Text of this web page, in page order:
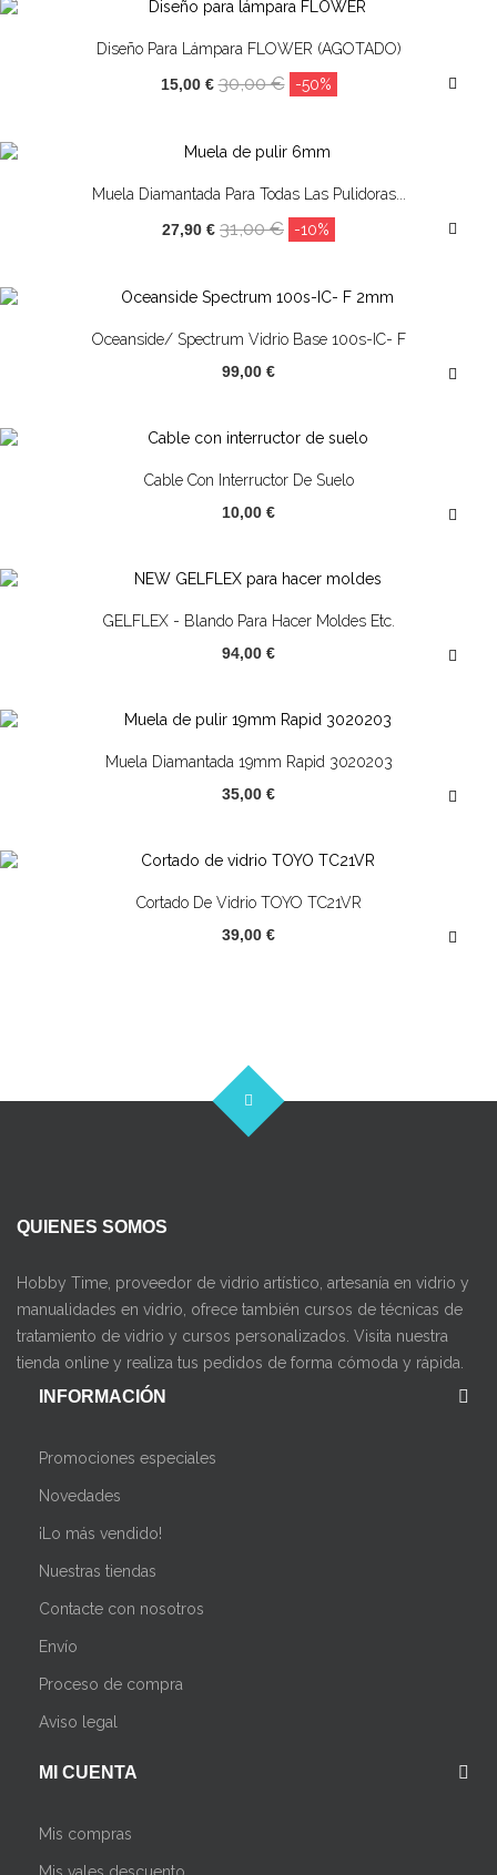
Diseño Para Lámpara FLOWER (AGOTADO)
15,00 €30,00 € -50%
Muela Diamantada Para Todas Las Pulidoras...
27,90 € 31,00 € -10%
Oceanside/ Spectrum Vidrio Base 100s-IC- F
99,00 €
Cable Con Interructor De Suelo
10,00 €
GELFLEX - Blando Para Hacer Moldes Etc.
94,00 €
Muela Diamantada 19mm Rapid 3020203
35,00 €
Cortado De Vidrio TOYO TC21VR
39,00 €
QUIENES SOMOS
Hobby Time, proveedor de vidrio artístico, artesanía en vidrio y
manualidades en vidrio, ofrece también cursos de técnicas de
tratamiento de vidrio y cursos personalizados. Visita nuestra
tienda online y realiza tus pedidos de forma cómoda y rápida.
INFORMACIÓN
Promociones especiales
Novedades
¡Lo más vendido!
Nuestras tiendas
Contacte con nosotros
Envío
Proceso de compra
Aviso legal
MI CUENTA
Mis compras
Mis vales descuento